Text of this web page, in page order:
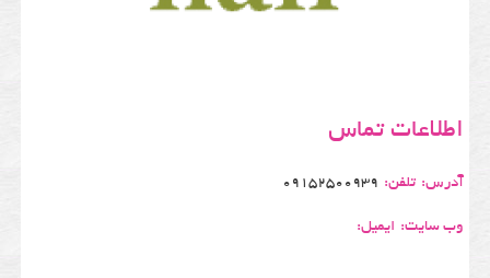
اطلاعات تماس
آدرس: تلفن: 09152500939
وب سایت: ایمیل: